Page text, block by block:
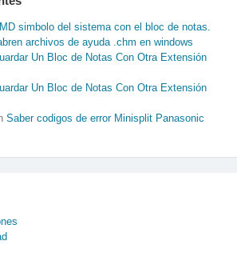
simbolo del sistema con el bloc de notas.
archivos de ayuda .chm en windows
Un Bloc de Notas Con Otra Extensión
Un Bloc de Notas Con Otra Extensión
Saber codigos de error Minisplit Panasonic